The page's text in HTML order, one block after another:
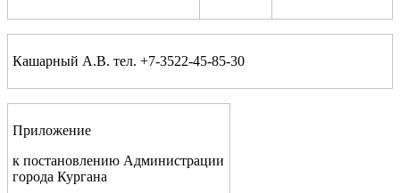
Кашарный А.В. тел. +7-3522-45-85-30
Приложение
к постановлению Администрации
города Кургана